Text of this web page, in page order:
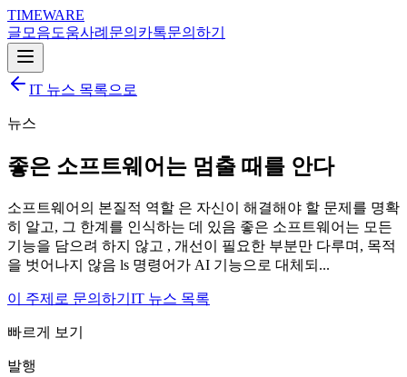
TIMEWARE
글 모음도움사례 문의 카톡문의하기
IT 뉴스 목록으로
뉴스
좋은 소프트웨어는 멈출 때를 안다
소프트웨어의 본질적 역할 은 자신이 해결해야 할 문제를 명확
히 알고, 그 한계를 인식하는 데 있음 좋은 소프트웨어는 모든
기능을 담으려 하지 않고 , 개선이 필요한 부분만 다루며, 목적
을 벗어나지 않음 ls 명령어가 AI 기능으로 대체되...
이 주제로 문의하기 IT 뉴스 목록
빠르게 보기
발행